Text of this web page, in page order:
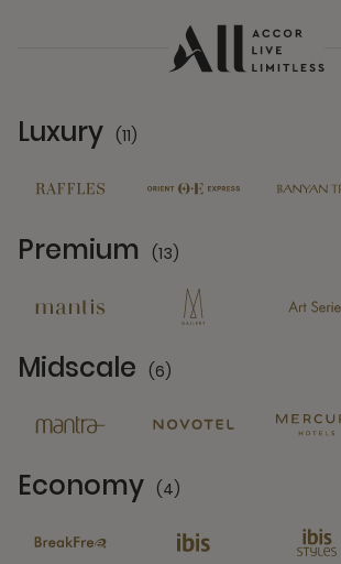
Luxury (11)
Premium (13)
Midscale (6)
Economy (4)